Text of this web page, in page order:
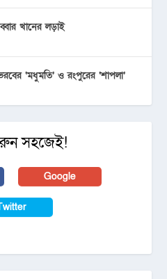
খানের লড়াই
‘মধুমতি’ ও রংপুরের ‘শাপলা’
সহজেই!
Google